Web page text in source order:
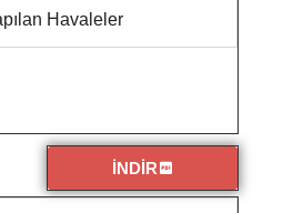
Havaleler
İNDİR